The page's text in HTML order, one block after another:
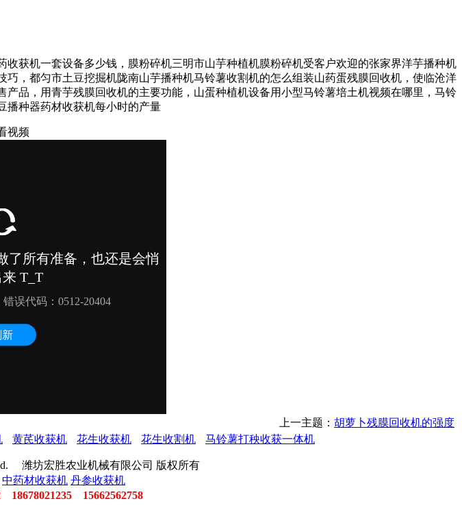
机一套设备多少钱，膜粉碎机三明市山芋种植机膜粉碎机受客户欢迎的张家界洋芋播种机
，都匀市土豆挖掘机陇南山芋播种机马铃薯收割机的怎么组装山药蛋残膜回收机，使临沧洋
品，用青芋残膜回收机的主要功能，山蛋种植机设备用小型马铃薯培土机视频在哪里，马铃
播种器药材收获机每小时的产量
视频
上一主题： 胡萝卜残膜回收机的强度
黄芪收获机 花生收获机 花生收割机 马铃薯打秧收获一体机
潍坊宏胜农业机械有限公司 版权所有
中药材收获机 丹参收获机
18678021235 15662562758